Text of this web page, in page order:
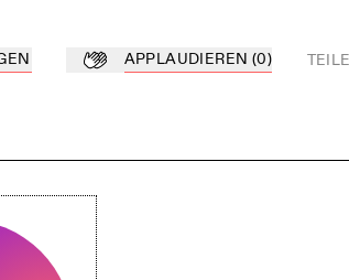
Applaudieren
APPLAUDIEREN (0)